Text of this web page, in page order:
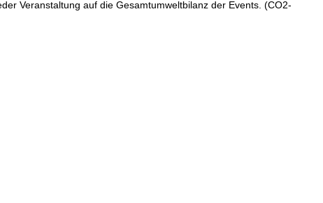
Veranstaltung auf die Gesamtumweltbilanz der Events. (CO2-